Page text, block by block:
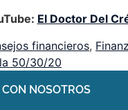
El Doctor Del
financieros,
50/30/20
NOSOTROS